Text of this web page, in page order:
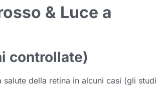
& Luce a
controllate)
salute della retina in alcuni casi (gli studi